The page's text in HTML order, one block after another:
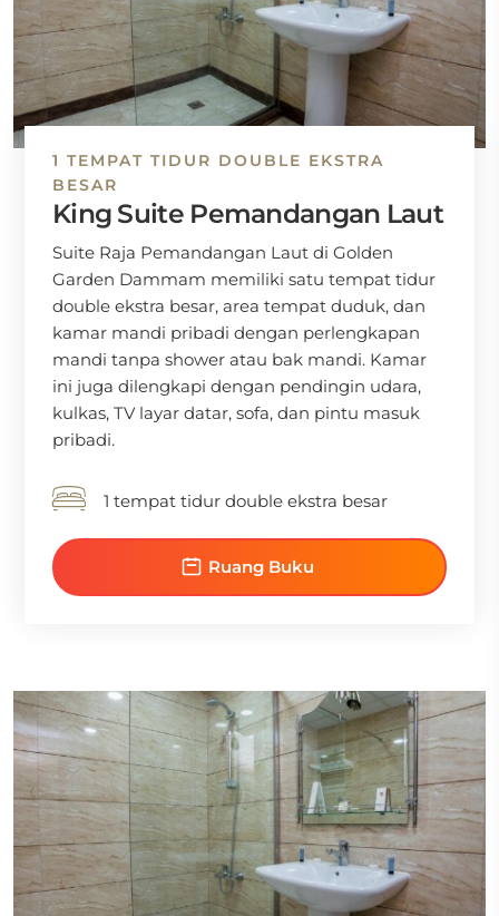
1 TEMPAT TIDUR DOUBLE EKSTRA
BESAR
King Suite Pemandangan Laut
Suite Raja Pemandangan Laut di Golden
Garden Dammam memiliki satu tempat tidur
double ekstra besar, area tempat duduk, dan
kamar mandi pribadi dengan perlengkapan
mandi tanpa shower atau bak mandi. Kamar
ini juga dilengkapi dengan pendingin udara,
kulkas, TV layar datar, sofa, dan pintu masuk
pribadi.
1 tempat tidur double ekstra besar
Ruang Buku